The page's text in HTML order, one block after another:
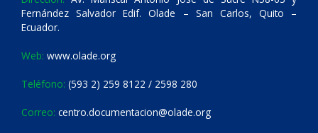
Fernández Salvador Edif. Olade – San Carlos, Quito –
Ecuador.
Web: www.olade.org
Teléfono: (593 2) 259 8122 / 2598 280
Correo: centro.documentacion@olade.org